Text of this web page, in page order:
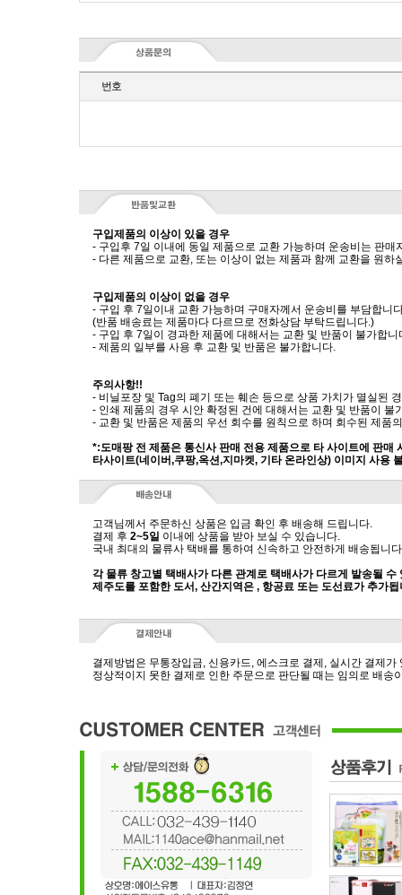
번호
구입제품의 이상이 있을 경우
- 구입후 7일 이내에 동일 제품으로 교환 가능하며 운송비는 판매
- 다른 제품으로 교환, 또는 이상이 없는 제품과 함께 교환을 원하
구입제품의 이상이 없을 경우
- 구입 후 7일이내 교환 가능하며 구매자께서 운송비를 부담합니
(반품 배송료는 제품마다 다르므로 전화상담 부탁드립니다.)
- 구입 후 7일이 경과한 제품에 대해서는 교환 및 반품이 불가합니
- 제품의 일부를 사용 후 교환 및 반품은 불가합니다.
주의사항!!
- 비닐포장 및 Tag의 폐기 또는 훼손 등으로 상품 가치가 멸실된
- 인쇄 제품의 경우 시안 확정된 건에 대해서는 교환 및 반품이 불
- 교환 및 반품은 제품의 우선 회수를 원칙으로 하며 회수된 제품
*:도매팡 전 제품은 통신사 판매 전용 제품으로 타 사이트에 판매
타사이트(네이버,쿠팡,옥션,지마켓, 기타 온라인상) 이미지 사용
고객님께서 주문하신 상품은 입금 확인 후 배송해 드립니다.
결제 후 2~5일 이내에 상품을 받아 보실 수 있습니다.
국내 최대의 물류사 택배를 통하여 신속하고 안전하게 배송됩니
각 물류 창고별 택배사가 다른 관계로 택배사가 다르게 발송될 수
제주도를 포함한 도서, 산간지역은 , 항공료 또는 도선료가 추가됩
결제방법은 무통장입금, 신용카드, 에스크로 결제, 실시간 결제가
정상적이지 못한 결제로 인한 주문으로 판단될 때는 임의로 배송